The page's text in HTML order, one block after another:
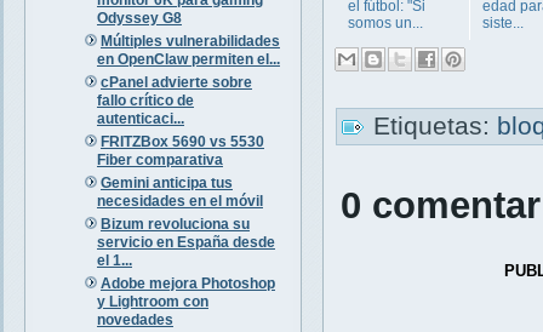
Odyssey G8
Múltiples vulnerabilidades
en OpenClaw permiten el...
cPanel advierte sobre
fallo crítico de
autenticaci...
FRITZBox 5690 vs 5530
Fiber comparativa
Gemini anticipa tus
necesidades en el móvil
Bizum revoluciona su
servicio en España desde
el 1...
Adobe mejora Photoshop
y Lightroom con
novedades
el fútbol: "Si
somos un...
edad
siste...
Etiquetas:
0